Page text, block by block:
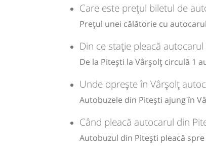
Durată:
40min
212lei
Sursa: Tur Cento Trans| Ultima actualizare:07/2026
Care este prețul biletul de
Prețul unei călătorie cu
Din ce stație pleacă
De la Pitești la Vârșolț circulă 1
Unde oprește în Vârșolț
Autobuzele din Pitești ajung în
Când pleacă autocarul din
Autobuzul din Pitești pleacă spre